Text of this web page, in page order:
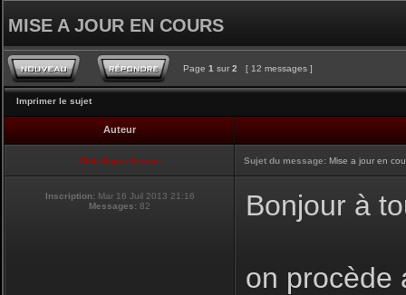
MISE A JOUR EN COURS
Page 1 sur 2 [ 12 messages ]
Imprimer le sujet
Auteur
Club Supra France Sujet du message: Mise a jour en
Inscription: Mar 16 Juil 2013 21:16
Messages: 82 Bonjour à
on procède